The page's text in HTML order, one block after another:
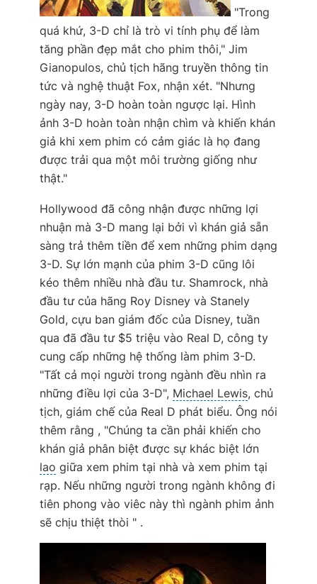
"Trong
quá khứ, 3-D chỉ là trò vi tính phụ để làm
tăng phần đẹp mắt cho phim thôi," Jim
Gianopulos, chủ tịch hãng truyền thông tin
tức và nghệ thuật Fox, nhận xét. "Nhưng
ngày nay, 3-D hoàn toàn ngược lại. Hình
ảnh 3-D hoàn toàn nhận chìm và khiến khán
giả khi xem phim có cảm giác là họ đang
được trải qua một môi trường giống như
thật."
Hollywood đã công nhận được những lợi
nhuận mà 3-D mang lại bởi vì khán giả sẵn
sàng trả thêm tiền để xem những phim dạng
3-D. Sự lớn mạnh của phim 3-D cũng lôi
kéo thêm nhiều nhà đầu tư. Shamrock, nhà
đầu tư của hãng Roy Disney và Stanely
Gold, cựu ban giám đốc của Disney, tuần
qua đã đầu tư $5 triệu vào Real D, công ty
cung cấp những hệ thống làm phim 3-D.
"Tất cả mọi người trong ngành đều nhìn ra
những điều lợi của 3-D", Michael Lewis, chủ
tịch, giám chế của Real D phát biểu. Ông nói
thêm rằng , "Chúng ta cần phải khiến cho
khán giả phân biệt được sự khác biệt lớn
lao giữa xem phim tại nhà và xem phim tại
rạp. Nếu những người trong ngành không đi
tiên phong vào viêc này thì ngành phim ảnh
sẽ chịu thiệt thòi " .